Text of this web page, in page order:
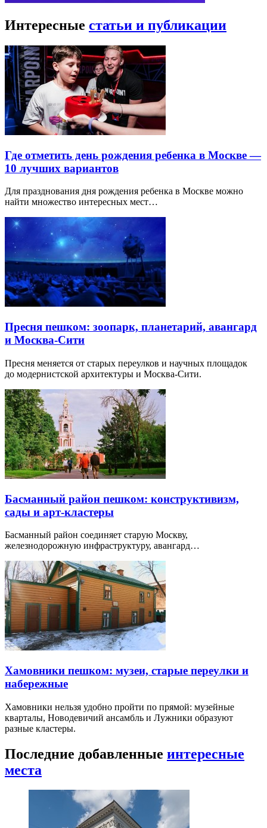
Интересные статьи и публикации
Где отметить день рождения ребенка в Москве —
10 лучших вариантов
Для празднования дня рождения ребенка в Москве можно
найти множество интересных мест…
Пресня пешком: зоопарк, планетарий, авангард
и Москва-Сити
Пресня меняется от старых переулков и научных площадок
до модернистской архитектуры и Москва-Сити.
Басманный район пешком: конструктивизм,
сады и арт-кластеры
Басманный район соединяет старую Москву,
железнодорожную инфраструктуру, авангард…
Хамовники пешком: музеи, старые переулки и
набережные
Хамовники нельзя удобно пройти по прямой: музейные
кварталы, Новодевичий ансамбль и Лужники образуют
разные кластеры.
Последние добавленные интересные
места